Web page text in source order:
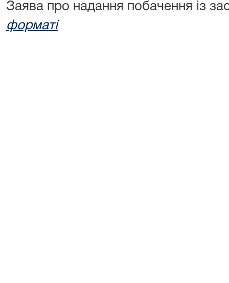
Заява про надання побачення із
форматі